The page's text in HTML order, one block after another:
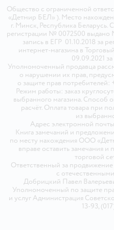
Общество с ограниченной
«Детмир БЕЛ» ). Место
г. Минск, Республика Беларусь.
регистрации № 0072500 выдано
запись в ЕГР 01.10.2018 за
интернет-магазина в
09.09.2021
Уполномоченный продавца
о нарушении их прав,
о защите прав потребителей:
Режим работы: заказ
выбранного магазина. Способ
расчёт. Оплата товара при
из
Адрес электронной
Книга замечаний и
по месту нахождения ООО
вправе оставить замечания
торговой
Ответственный за
с
Добрицкий Павел
Уполномоченный по защите
и услуг Администрация
13-93,